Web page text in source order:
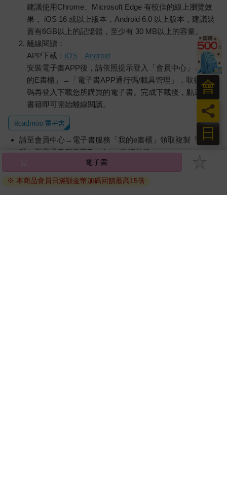
建議使用Chrome、Microsoft Edge 有較佳的線上瀏覽效
果， iOS 16 或以上版本，Android 6.0 以上版本，建議裝
置有6GB以上的記憶體，至少有 30 MB以上的容量。
離線閱讀：
APP下載： iOS
Android
安裝電子書APP後，請依照提示登入「會員中心」→「我
的E書櫃」→「電子書APP通行碼/載具管理」，取得通行
碼再登入下載您所購買的電子書。完成下載後，點選任一
書籍即可開始離線閱讀。
請至會員中心→電子書服務「我的e書櫃」領取複製『兌換
碼』至電子書服務商Readmoo進行兌換。
因版權保護，您在金石堂所購買的電子書僅能以金石堂專屬
的閱讀軟體開啟閱讀，無法以其他閱讀器或直接下載檔案。
電子書
※ 本商品會員日滿額金幣加碼回饋最高15倍
日
員
會